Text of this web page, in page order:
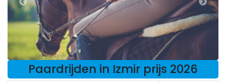
Paardrijden in Izmir prijs 2026